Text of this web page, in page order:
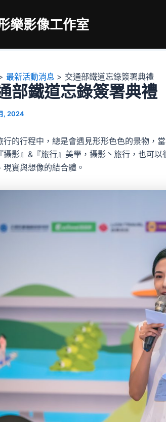
樂影像工作室
最新活動消息 交通部鐵道忘錄簽署典禮
部鐵道忘錄簽署典禮
, 2024
行的行程中，總是會遇見形形色色的景物，
攝影』&『旅行』美學，攝影丶旅行，也可
現實與想像的結合體。